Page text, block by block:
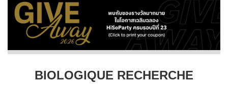
BIOLOGIQUE RECHERCHE